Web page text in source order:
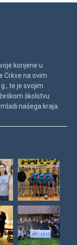
korijene u
Crkve na ovim
te je svojim
školstvu
našega kraja.